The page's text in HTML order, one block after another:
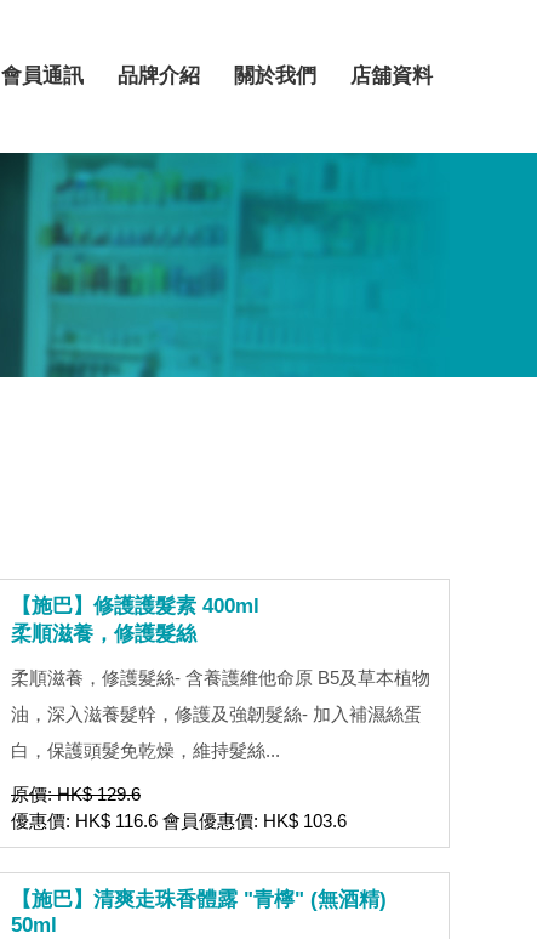
會員通訊 品牌介紹 關於我們 店舖資料
【施巴】修護護髮素 400ml
柔順滋養，修護髮絲
柔順滋養，修護髮絲- 含養護維他命原 B5及草本植物
油，深入滋養髮幹，修護及強韌髮絲- 加入補濕絲蛋
白，保護頭髮免乾燥，維持髮絲...
原價: HK$ 129.6
優惠價: HK$ 116.6 會員優惠價: HK$ 103.6
【施巴】清爽走珠香體露 "青檸" (無酒精)
50ml